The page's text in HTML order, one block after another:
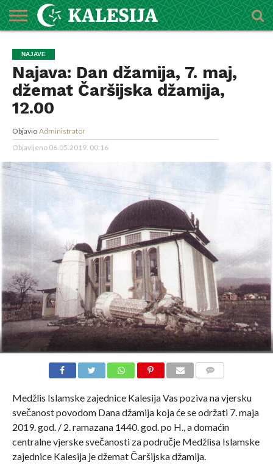
O
MEDŽLISU
DŽEMATI
IMAMI
MEKTEBSKI
CENTAR
VIJESTI
HUTBE
NAJAVE
KALENDAR
KONTAKT
NAJAVE
Najava: Dan džamija, 7. maj,
džemat Čaršijska džamija,
12.00
Objavio Administrator
Objavljeno 06.05.2019. 00:16
Medžlis Islamske zajednice Kalesija Vas poziva na vjersku
svečanost povodom Dana džamija koja će se održati 7. maja
2019. god. / 2. ramazana 1440. god. po H., a domaćin
centralne vjerske svečanosti za područje Medžlisa Islamske
zajednice Kalesija je džemat Čaršijska džamija.